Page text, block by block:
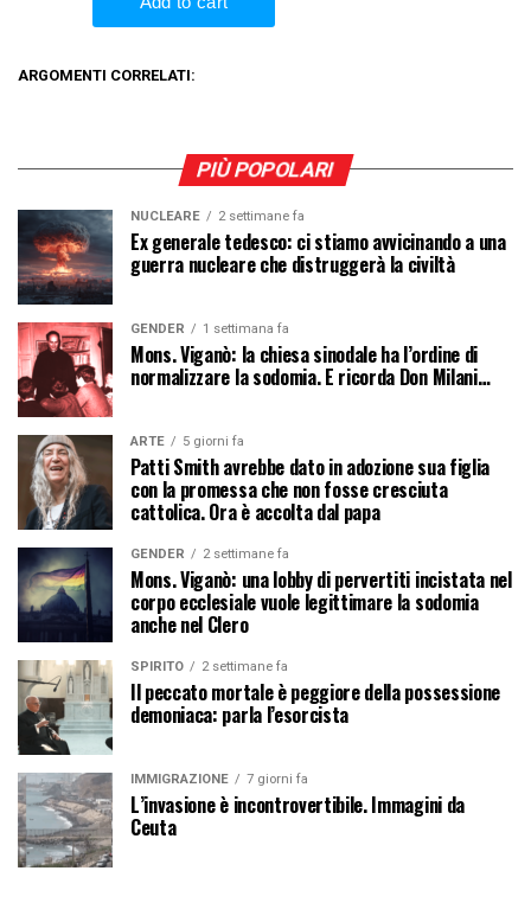
ARGOMENTI CORRELATI:
PIÙ POPOLARI
NUCLEARE 2 settimane fa
Ex generale tedesco: ci stiamo avvicinando a una
guerra nucleare che distruggerà la civiltà
GENDER 1 settimana fa
Mons. Viganò: la chiesa sinodale ha l’ordine di
normalizzare la sodomia. E ricorda Don Milani…
ARTE 5 giorni fa
Patti Smith avrebbe dato in adozione sua figlia
con la promessa che non fosse cresciuta
cattolica. Ora è accolta dal papa
GENDER 2 settimane fa
Mons. Viganò: una lobby di pervertiti incistata nel
corpo ecclesiale vuole legittimare la sodomia
anche nel Clero
SPIRITO 2 settimane fa
Il peccato mortale è peggiore della possessione
demoniaca: parla l’esorcista
IMMIGRAZIONE 7 giorni fa
L’invasione è incontrovertibile. Immagini da
Ceuta